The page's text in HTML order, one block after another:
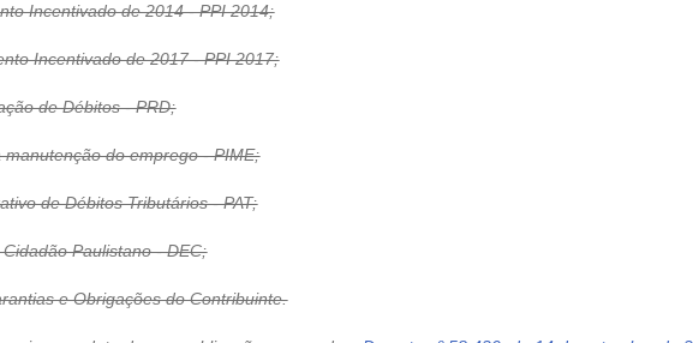
Incentivado de 2014 - PPI 2014;
Incentivado de 2017 - PPI 2017;
de Débitos - PRD;
do emprego - PIME;
de Débitos Tributários - PAT;
Paulistano - DEC;
e Obrigações do Contribuinte.